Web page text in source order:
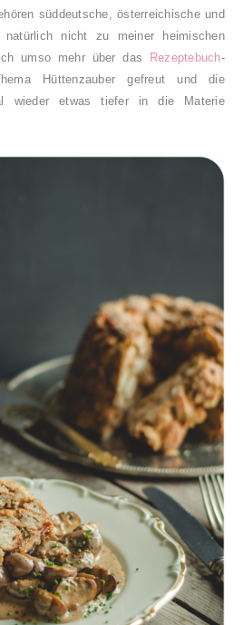
süddeutsche, österreichische und
natürlich nicht zu meiner heimischen
umso mehr über das Rezeptebuch-
Hüttenzauber gefreut und die
wieder etwas tiefer in die Materie